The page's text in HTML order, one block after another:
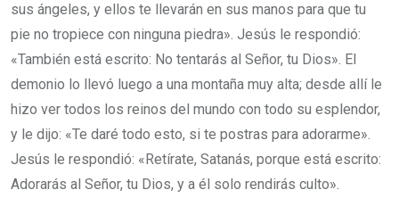
sus ángeles, y ellos te llevarán en sus manos para que tu
pie no tropiece con ninguna piedra». Jesús le respondió:
«También está escrito: No tentarás al Señor, tu Dios». El
demonio lo llevó luego a una montaña muy alta; desde allí le
hizo ver todos los reinos del mundo con todo su esplendor,
y le dijo: «Te daré todo esto, si te postras para adorarme».
Jesús le respondió: «Retírate, Satanás, porque está escrito:
Adorarás al Señor, tu Dios, y a él solo rendirás culto».